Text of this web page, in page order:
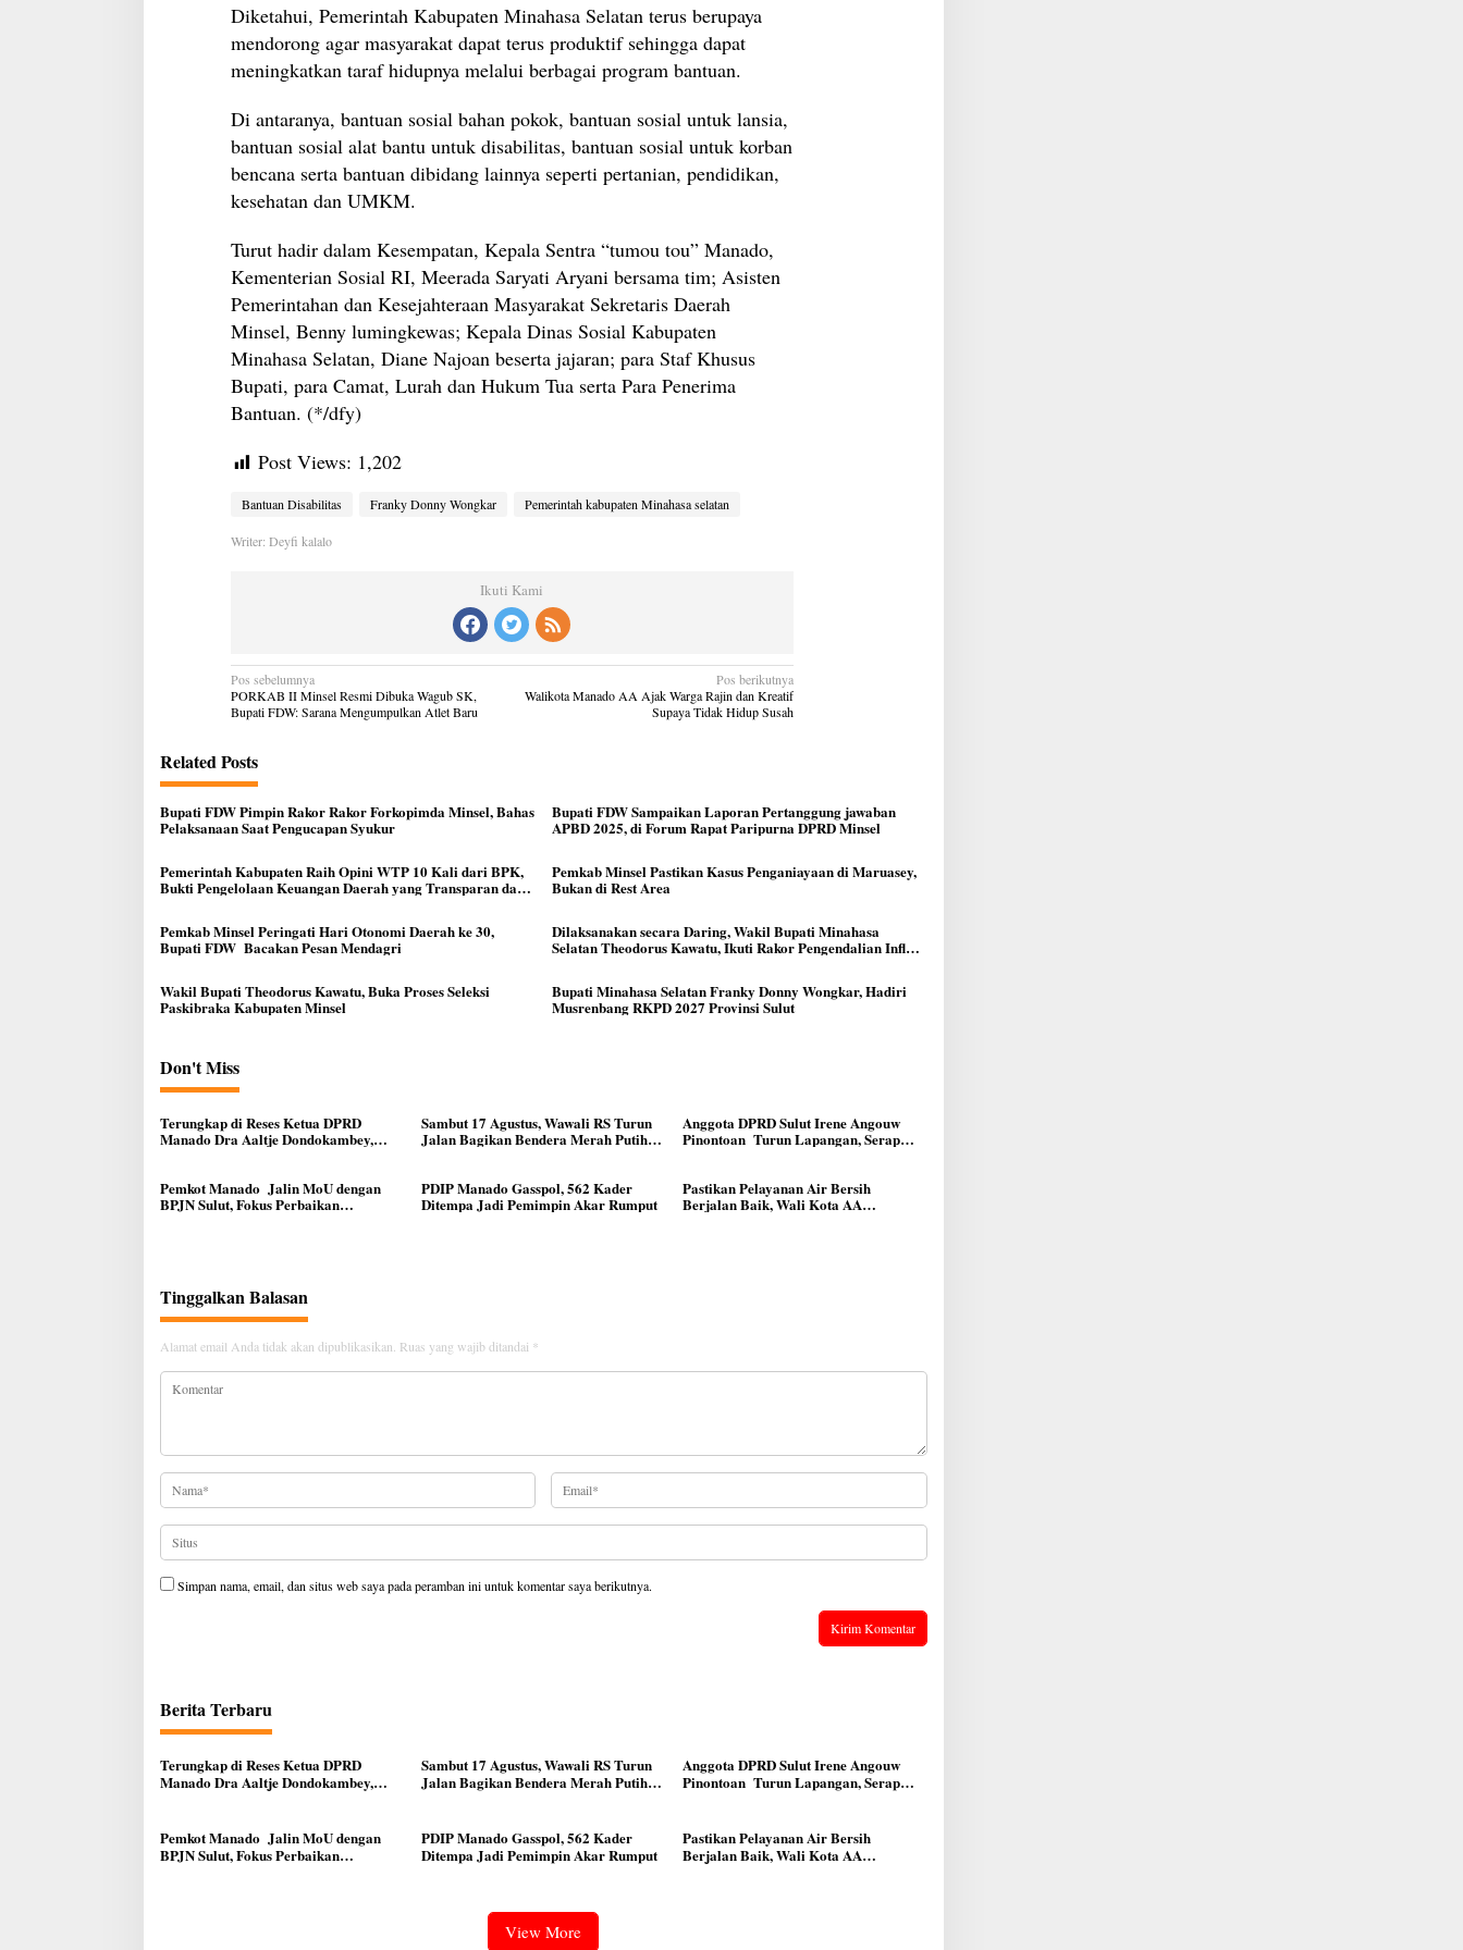
Diketahui, Pemerintah Kabupaten Minahasa Selatan terus berupaya
mendorong agar masyarakat dapat terus produktif sehingga dapat
meningkatkan taraf hidupnya melalui berbagai program bantuan.
Di antaranya, bantuan sosial bahan pokok, bantuan sosial untuk lansia,
bantuan sosial alat bantu untuk disabilitas, bantuan sosial untuk korban
bencana serta bantuan dibidang lainnya seperti pertanian, pendidikan,
kesehatan dan UMKM.
Turut hadir dalam Kesempatan, Kepala Sentra “tumou tou” Manado,
Kementerian Sosial RI, Meerada Saryati Aryani bersama tim; Asisten
Pemerintahan dan Kesejahteraan Masyarakat Sekretaris Daerah
Minsel, Benny lumingkewas; Kepala Dinas Sosial Kabupaten
Minahasa Selatan, Diane Najoan beserta jajaran; para Staf Khusus
Bupati, para Camat, Lurah dan Hukum Tua serta Para Penerima
Bantuan. (*/dfy)
Post Views: 1,202
Bantuan Disabilitas Franky Donny Wongkar Pemerintah kabupaten Minahasa selatan
Writer: Deyfi kalalo
Ikuti Kami
Navigasi
pos
Pos sebelumnya
PORKAB II Minsel Resmi Dibuka Wagub SK,
Bupati FDW: Sarana Mengumpulkan Atlet Baru
Pos berikutnya
Walikota Manado AA Ajak Warga Rajin dan Kreatif
Supaya Tidak Hidup Susah
Related Posts
Bupati FDW Pimpin Rakor Rakor Forkopimda Minsel, Bahas
Pelaksanaan Saat Pengucapan Syukur
Bupati FDW Sampaikan Laporan Pertanggung jawaban
APBD 2025, di Forum Rapat Paripurna DPRD Minsel
Pemerintah Kabupaten Raih Opini WTP 10 Kali dari BPK,
Bukti Pengelolaan Keuangan Daerah yang Transparan dan
Pemkab Minsel Pastikan Kasus Penganiayaan di Maruasey,
Bukan di Rest Area
Pemkab Minsel Peringati Hari Otonomi Daerah ke 30,
Bupati FDW Bacakan Pesan Mendagri
Dilaksanakan secara Daring, Wakil Bupati Minahasa
Selatan Theodorus Kawatu, Ikuti Rakor Pengendalian Inflasi
Wakil Bupati Theodorus Kawatu, Buka Proses Seleksi
Paskibraka Kabupaten Minsel
Bupati Minahasa Selatan Franky Donny Wongkar, Hadiri
Musrenbang RKPD 2027 Provinsi Sulut
Don't Miss
Terungkap di Reses Ketua DPRD
Manado Dra Aaltje Dondokambey,
DLH Manado
Sambut 17 Agustus, Wawali RS Turun
Jalan Bagikan Bendera Merah Putih
Anggota DPRD Sulut Irene Angouw
Pinontoan Turun Lapangan, Serap
Pemkot Manado Jalin MoU dengan
BPJN Sulut, Fokus Perbaikan
PDIP Manado Gasspol, 562 Kader
Ditempa Jadi Pemimpin Akar Rumput
Pastikan Pelayanan Air Bersih
Berjalan Baik, Wali Kota AA
Tinggalkan Balasan
Alamat email Anda tidak akan dipublikasikan. Ruas yang wajib ditandai *
Simpan nama, email, dan situs web saya pada peramban ini untuk komentar saya berikutnya.
Berita Terbaru
Terungkap di Reses Ketua DPRD
Manado Dra Aaltje Dondokambey,
DLH Manado
Sambut 17 Agustus, Wawali RS Turun
Jalan Bagikan Bendera Merah Putih
Anggota DPRD Sulut Irene Angouw
Pinontoan Turun Lapangan, Serap
Pemkot Manado Jalin MoU dengan
BPJN Sulut, Fokus Perbaikan
PDIP Manado Gasspol, 562 Kader
Ditempa Jadi Pemimpin Akar Rumput
Pastikan Pelayanan Air Bersih
Berjalan Baik, Wali Kota AA
View More